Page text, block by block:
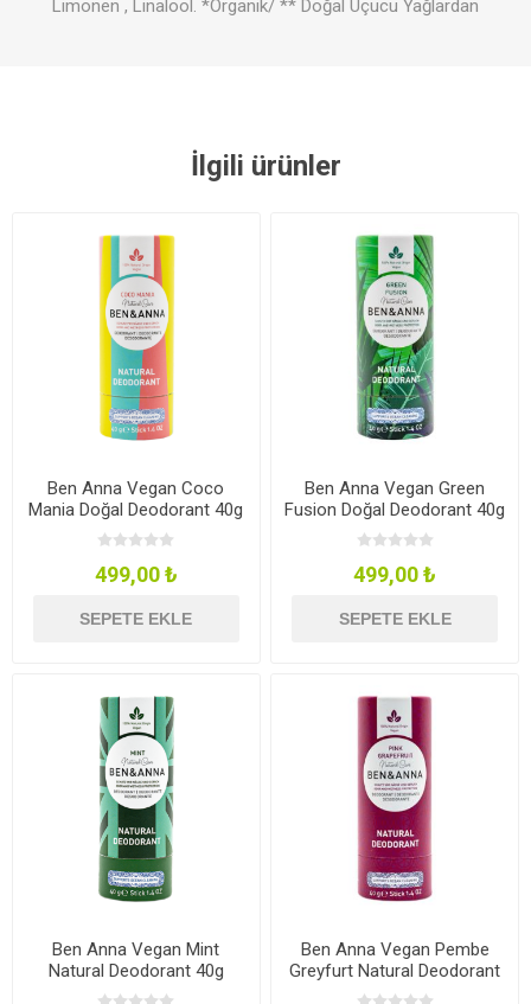
Limonen , Linalool. *Organik/ ** Doğal Uçucu Yağlardan
İlgili ürünler
Ben Anna Vegan Coco
Mania Doğal Deodorant 40g
499,00 ₺
SEPETE EKLE
Ben Anna Vegan Green
Fusion Doğal Deodorant 40g
499,00 ₺
SEPETE EKLE
Ben Anna Vegan Mint
Natural Deodorant 40g
Ben Anna Vegan Pembe
Greyfurt Natural Deodorant
40g